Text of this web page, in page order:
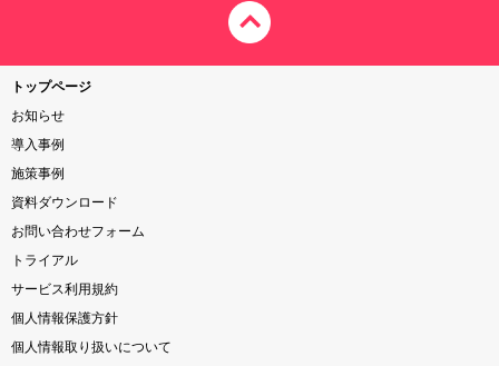
トップページ
お知らせ
導入事例
施策事例
資料ダウンロード
お問い合わせフォーム
トライアル
サービス利用規約
個人情報保護方針
個人情報取り扱いについて